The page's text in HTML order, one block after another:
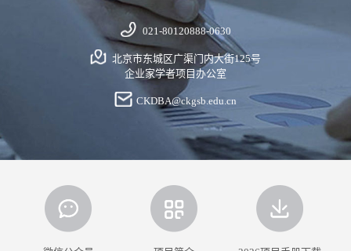
021-80120888-0630
北京市东城区广渠门内大街125号
企业家学者项目办公室
CKDBA@ckgsb.edu.cn